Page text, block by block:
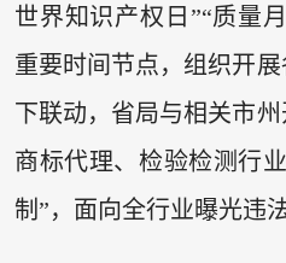
世界知识产权日”“质量
重要时间节点，组织开
下联动，省局与相关市
商标代理、检验检测行
制”，面向全行业曝光违